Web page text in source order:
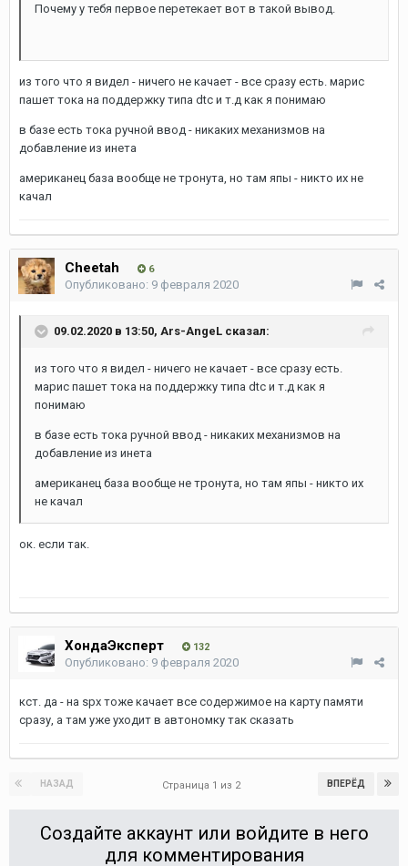
Почему у тебя первое перетекает вот в такой вывод.
из того что я видел - ничего не качает - все сразу есть. марис
пашет тока на поддержку типа dtc и т.д как я понимаю
в базе есть тока ручной ввод - никаких механизмов на
добавление из инета
американец база вообще не тронута, но там япы - никто их не
качал
Cheetah 6
Опубликовано: 9 февраля 2020
09.02.2020 в 13:50, Ars-AngeL сказал:
из того что я видел - ничего не качает - все сразу есть.
марис пашет тока на поддержку типа dtc и т.д как я
понимаю
в базе есть тока ручной ввод - никаких механизмов на
добавление из инета
американец база вообще не тронута, но там япы - никто их
не качал
ок. если так.
ХондаЭксперт 132
Опубликовано: 9 февраля 2020
кст. да - на spx тоже качает все содержимое на карту памяти
сразу, а там уже уходит в автономку так сказать
НАЗАД ВПЕРЁД
Страница 1 из 2
Создайте аккаунт или войдите в него
для комментирования